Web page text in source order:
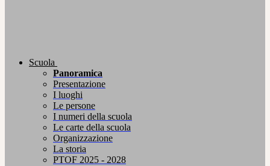
Scuola
Panoramica
Presentazione
I luoghi
Le persone
I numeri della scuola
Le carte della scuola
Organizzazione
La storia
PTOF 2025 - 2028